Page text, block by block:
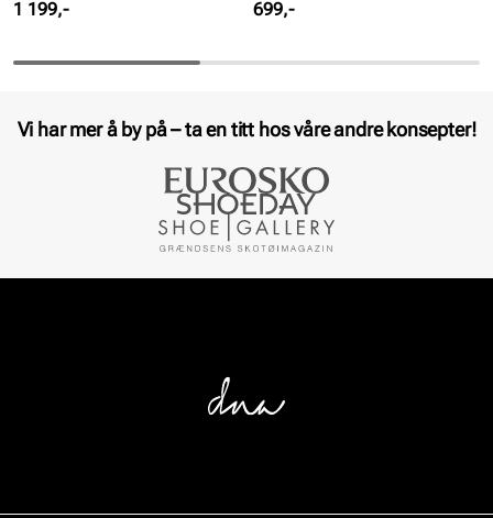
Pris
1 199,- Pris
699,-
Vi har mer å by på – ta en titt hos våre andre konsepter!